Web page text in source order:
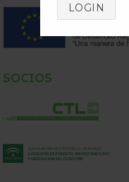
LOGIN
SOCIOS